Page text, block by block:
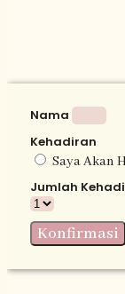
Nama
Kehadiran
Saya Akan
Jumlah
Konfirmasi